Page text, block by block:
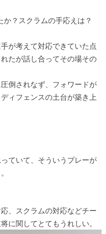
？スクラムの手応えは？
が考えて対応できていた点
たが話し合ってその場その
倒されなず、フォワードが
ィフェンスの土台が築き上
ていて、そういうプレーが
、スクラムの対応などチー
に関してとてもうれしい。